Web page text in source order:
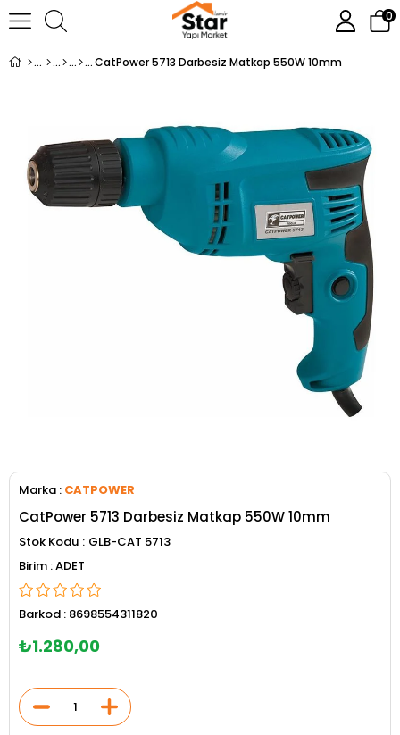
0
CatPower 5713 Darbesiz Matkap 550W 10mm
Marka : CATPOWER
CatPower 5713 Darbesiz Matkap 550W 10mm
Stok Kodu
GLB-CAT 5713
ADET
Barkod : 8698554311820
₺1.280,00